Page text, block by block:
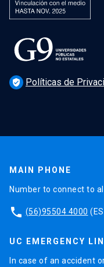
verified_user Políticas de
MAIN PHONE
Number to connect to
phone (56)95504 4000
UC EMERGENCY
In case of an accident